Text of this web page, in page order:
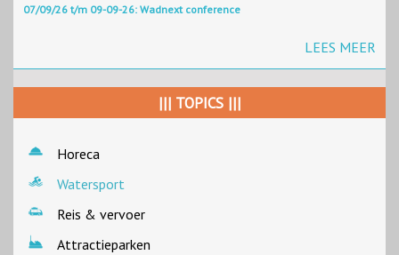
07/09/26 t/m 09-09-26: Wadnext conference
LEES MEER
||| TOPICS |||
Horeca
Watersport
Reis & vervoer
Attractieparken